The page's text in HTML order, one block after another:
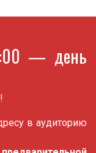
— день
в аудиторию